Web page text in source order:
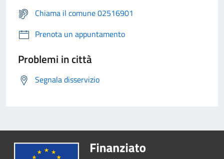
Chiama il comune 02516901
Prenota un appuntamento
Problemi in città
Segnala disservizio